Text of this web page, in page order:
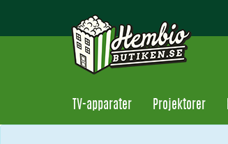
TV-apparater Projektorer